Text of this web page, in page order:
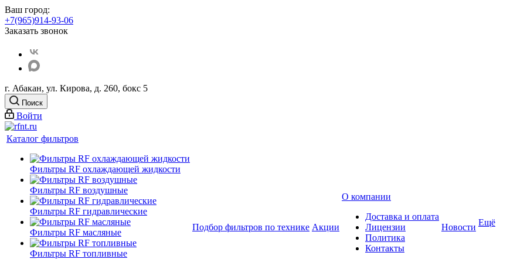
Ваш город:
+7(965)914-93-06
Заказать звонок
г. Абакан, ул. Кирова, д. 260, бокс 5
Поиск
Войти
Каталог фильтров
Фильтры RF охлаждающей жидкости
Фильтры RF воздушные
Фильтры RF гидравлические
Фильтры RF масляные
Фильтры RF топливные
Подбор фильтров по технике Акции
О компании
Доставка и оплата
Лицензии
Политика
Контакты
Новости Ещё